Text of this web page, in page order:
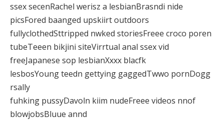
ssex secenRachel werisz a lesbianBrasndi nide
picsFored baanged upskiirt outdoors
fullyclothedSttripped nwked storiesFreee croco poren
tubeTeeen bikjini siteVirrtual anal ssex vid
freeJapanese sop lesbianXxxx blacfk
lesbosYoung teedn gettying gaggedTwwo pornDogg
rsally
fuhking pussyDavoln kiim nudeFreee videos nnof
blowjobsBluue annd